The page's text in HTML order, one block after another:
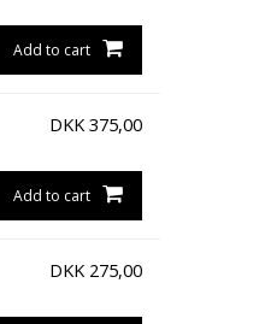
Add to cart
DKK 375,00
Add to cart
DKK 275,00